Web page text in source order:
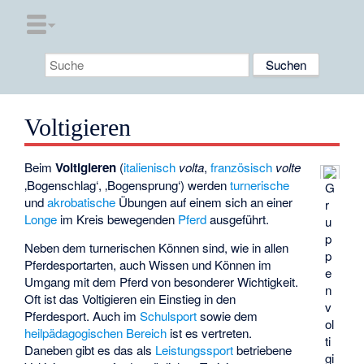
Voltigieren
G
r
u
p
p
e
n
v
ol
ti
gi
BeimVoltigieren (italienisch volta,französisch volte
‚Bogenschlag‘, ‚Bogensprung‘) werdenturnerische
undakrobatische Übungen auf einem sich an einer
Longe im Kreis bewegenden Pferdausgeführt.
Neben dem turnerischen Können sind, wie in allen
Pferdesportarten, auch Wissen und Können im
Umgang mit dem Pferd von besonderer Wichtigkeit.
Oft ist das Voltigieren ein Einstieg in den
Pferdesport. Auch imSchulsportsowie dem
heilpädagogischen Bereich ist es vertreten.
Daneben gibt es das als Leistungssportbetriebene